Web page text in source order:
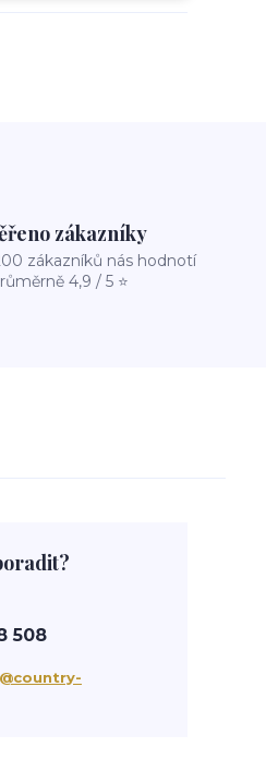
zákazníky
zákazníků nás hodnotí
4,9 / 5 ⭐
508